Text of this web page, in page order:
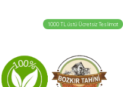
1000 TL üstü Ücretsiz Teslimat